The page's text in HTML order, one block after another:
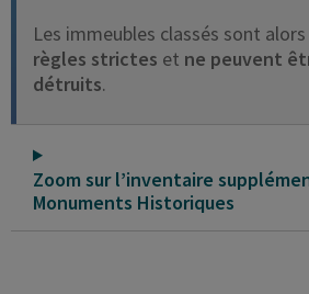
Les immeubles classés sont alors
règles strictes et ne peuvent
détruits.
Zoom sur l’inventaire
Monuments Historiques